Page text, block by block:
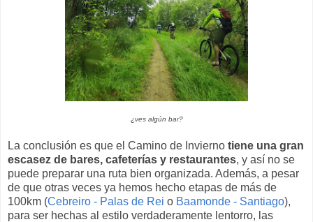
¿ves algún bar?
La conclusión es que el Camino de Invierno tiene una gran
escasez de bares, cafeterías y restaurantes, y así no se
puede preparar una ruta bien organizada. Además, a pesar
de que otras veces ya hemos hecho etapas de más de
100km (Cebreiro - Palas de Rei o Baamonde - Santiago),
para ser hechas al estilo verdaderamente lentorro, las